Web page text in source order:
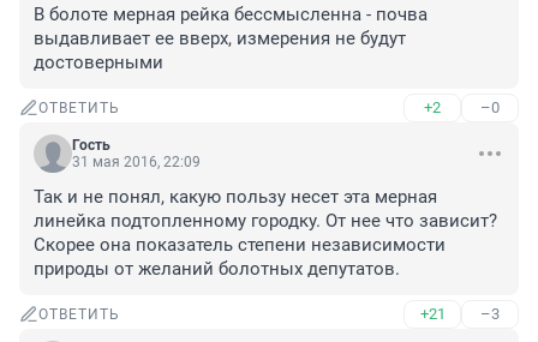
В болоте мерная рейка бессмысленна - почва
выдавливает ее вверх, измерения не будут
достоверными
ОТВЕТИТЬ +2 –0
Гость
31 мая 2016, 22:09
Так и не понял, какую пользу несет эта мерная
линейка подтопленному городку. От нее что зависит?
Скорее она показатель степени независимости
природы от желаний болотных депутатов.
ОТВЕТИТЬ +21 –3